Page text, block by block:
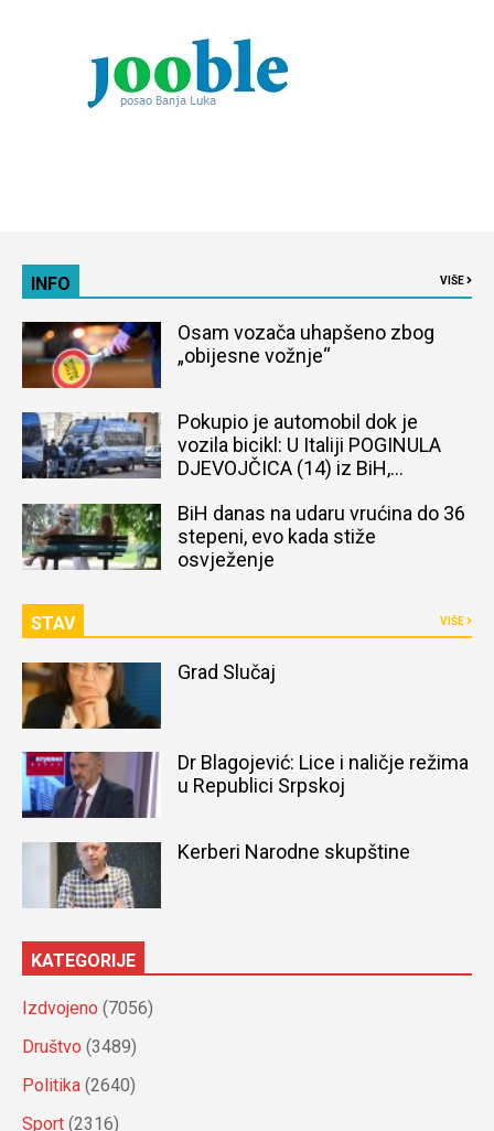
INFO VIŠE
Osam vozača uhapšeno zbog
„obijesne vožnje“
Pokupio je automobil dok je
vozila bicikl: U Italiji POGINULA
DJEVOJČICA (14) iz BiH,
BiH danas na udaru vrućina do 36
stepeni, evo kada stiže
osvježenje
STAV VIŠE
Grad Slučaj
Dr Blagojević: Lice i naličje režima
u Republici Srpskoj
Kerberi Narodne skupštine
KATEGORIJE
Izdvojeno (7056)
Društvo (3489)
Politika (2640)
Sport (2316)